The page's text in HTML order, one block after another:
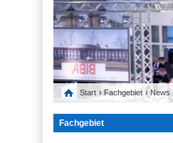
Start › Fachgebiet ›News
Fachgebiet